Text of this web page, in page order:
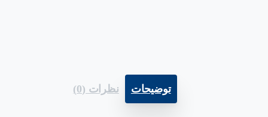
توضیحات نظرات (0)